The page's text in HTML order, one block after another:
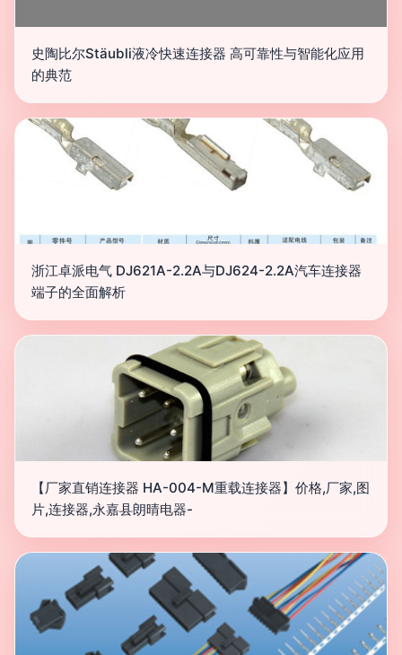
史陶比尔Stäubli液冷快速连接器 高可靠性与智能化应用
的典范
浙江卓派电气 DJ621A-2.2A与DJ624-2.2A汽车连接器
端子的全面解析
【厂家直销连接器 HA-004-M重载连接器】价格,厂家,图
片,连接器,永嘉县朗晴电器-